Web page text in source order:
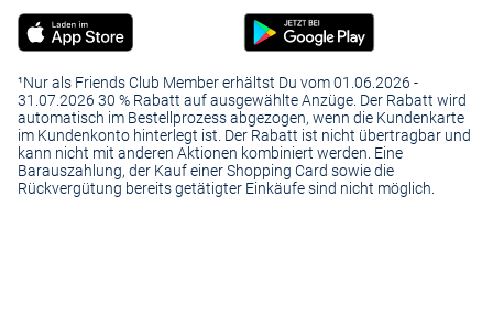
¹Nur als Friends Club Member erhältst Du vom 01.06.2026 -
31.07.2026 30 % Rabatt auf ausgewählte Anzüge. Der Rabatt wird
automatisch im Bestellprozess abgezogen, wenn die Kundenkarte
im Kundenkonto hinterlegt ist. Der Rabatt ist nicht übertragbar und
kann nicht mit anderen Aktionen kombiniert werden. Eine
Barauszahlung, der Kauf einer Shopping Card sowie die
Rückvergütung bereits getätigter Einkäufe sind nicht möglich.